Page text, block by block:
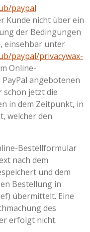
/paypal
Kunde nicht über ein
der Bedingungen
einsehbar unter
/paypal/privacywax-
Online-
angebotenen
jetzt die
in dem Zeitpunkt, in
welcher den
Bestellformular
nach dem
und dem
Bestellung in
übermittelt. Eine
des
erfolgt nicht.